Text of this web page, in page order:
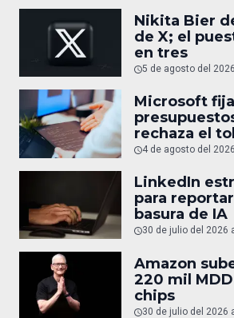
Nikita Bier
de X; el
en tres
5 de agosto del
Microsoft fija
rechaza el
4 de agosto del
LinkedIn
para
basura de IA
30 de julio del 2026
Amazon
220 mil
chips
30 de julio del 2026